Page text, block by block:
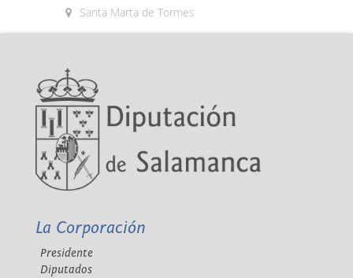
Santa Marta de Tormes
La Corporación
Presidente
Diputados